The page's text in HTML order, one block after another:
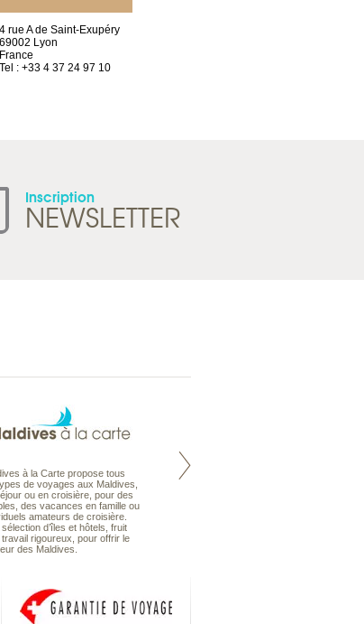
4 rue A de Saint-Exupéry
69002 Lyon
France
Tel : +33 4 37 24 97 10
Inscription
NEWSLETTER
à la Carte propose tous
de voyages aux Maldives,
ou en croisière, pour des
des vacances en famille ou
amateurs de croisière.
d’îles et hôtels, fruit
travail rigoureux, pour offrir le
des Maldives.
Notre site Odyssee est un portail